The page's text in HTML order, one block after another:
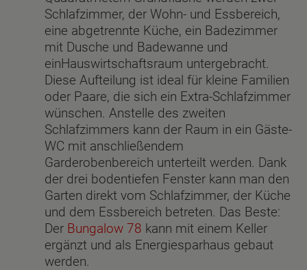
Schlafzimmer, der Wohn- und Essbereich,
eine abgetrennte Küche, ein Badezimmer
mit Dusche und Badewanne und
einHauswirtschaftsraum untergebracht.
Diese Aufteilung ist ideal für kleine Familien
oder Paare, die sich ein Extra-Schlafzimmer
wünschen. Anstelle des zweiten
Schlafzimmers kann der Raum in ein Gäste-
WC mit anschließendem
Garderobenbereich unterteilt werden. Dank
der drei bodentiefen Fenster kann man den
Garten direkt vom Schlafzimmer, der Küche
und dem Essbereich betreten. Das Beste:
Der Bungalow 78 kann mit einem Keller
ergänzt und als Energiesparhaus gebaut
werden.